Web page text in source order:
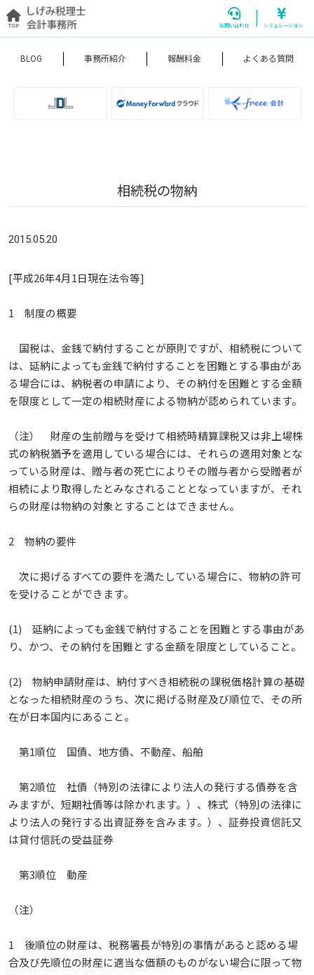
BLOG 事務所紹介 報酬料金 よくある質問
相続税の物納
2015.05.20
[平成26年4月1日現在法令等]
1 制度の概要
国税は、金銭で納付することが原則ですが、相続税について
は、延納によっても金銭で納付することを困難とする事由があ
る場合には、納税者の申請により、その納付を困難とする金額
を限度として一定の相続財産による物納が認められています。
（注） 財産の生前贈与を受けて相続時精算課税又は非上場株
式の納税猶予を適用している場合には、それらの適用対象とな
っている財産は、贈与者の死亡によりその贈与者から受贈者が
相続により取得したとみなされることとなっていますが、それ
らの財産は物納の対象とすることはできません。
2 物納の要件
次に掲げるすべての要件を満たしている場合に、物納の許可
を受けることができます。
(1) 延納によっても金銭で納付することを困難とする事由があ
り、かつ、その納付を困難とする金額を限度としていること。
(2) 物納申請財産は、納付すべき相続税の課税価格計算の基礎
となった相続財産のうち、次に掲げる財産及び順位で、その所
在が日本国内にあること。
第1順位 国債、地方債、不動産、船舶
第2順位 社債（特別の法律により法人の発行する債券を含
みますが、短期社債等は除かれます。）、株式（特別の法律に
より法人の発行する出資証券を含みます。）、証券投資信託又
は貸付信託の受益証券
第3順位 動産
（注）
1 後順位の財産は、税務署長が特別の事情があると認める場
合及び先順位の財産に適当な価額のものがない場合に限って物
お問い合わせ シミュレーション